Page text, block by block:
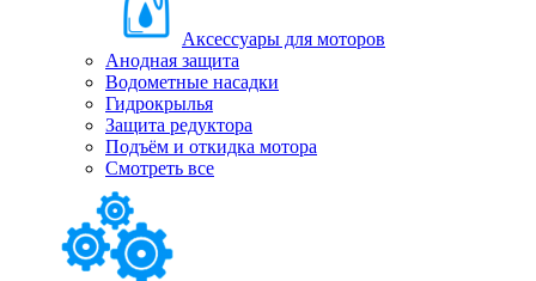
Аксессуары для моторов
Анодная защита
Водометные насадки
Гидрокрылья
Защита редуктора
Подъём и откидка мотора
Смотреть все